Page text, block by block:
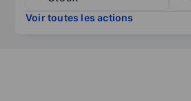
Voir toutes les actions